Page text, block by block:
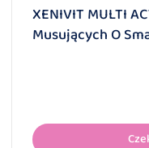
XENIVIT MULTI
Musujących O